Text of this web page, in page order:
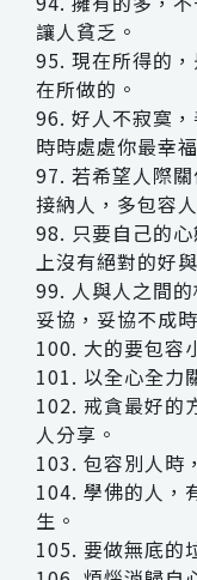
讓人貧乏。
95. 現在所得的
在所做的。
96. 好人不寂寞
時時處處你最幸福
97. 若希望人際
接納人，多包容人
98. 只要自己的
上沒有絕對的好
99. 人與人之間
妥協，妥協不成
100. 大的要包容
101. 以全心全力
102. 戒貪最好的
人分享。
103. 包容別人時
104. 學佛的人，
生。
105. 要做無底的